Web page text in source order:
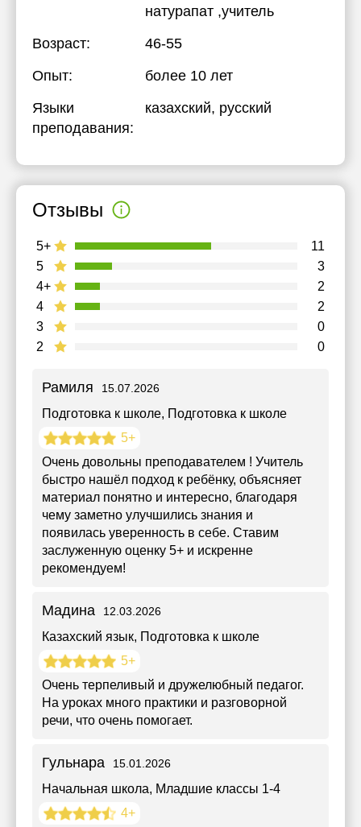
натурапат ,учитель
Возраст:
46-55
Опыт:
более 10 лет
Языки
преподавания:
казахский, русский
Отзывы
2 0
3 0
4 2
4+ 2
5 3
5+ 11
Рамиля 15.07.2026
Подготовка к школе, Подготовка к школе
5+
Очень довольны преподавателем ! Учитель
быстро нашёл подход к ребёнку, объясняет
материал понятно и интересно, благодаря
чему заметно улучшились знания и
появилась уверенность в себе. Ставим
заслуженную оценку 5+ и искренне
рекомендуем!
Мадина 12.03.2026
Казахский язык, Подготовка к школе
5+
Очень терпеливый и дружелюбный педагог.
На уроках много практики и разговорной
речи, что очень помогает.
Гульнара 15.01.2026
Начальная школа, Младшие классы 1-4
4+